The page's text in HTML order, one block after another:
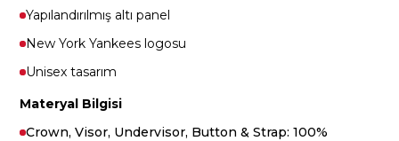
Yapılandırılmış altı panel
New York Yankees logosu
Unisex tasarım
Materyal Bilgisi
Crown, Visor, Undervisor, Button & Strap: 100%